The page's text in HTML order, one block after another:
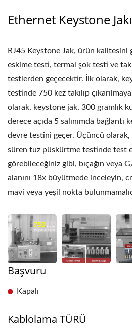
Ethernet Keystone
RJ45 Keystone Jak, ürün kalitesini
eskime testi, termal şok testi ve
testlerden geçecektir. İlk olarak,
testinde 750 kez takılıp
olarak, keystone jak, 300 gramlık
derece açıda 5 salınımda bağlantı
devre testini geçer. Üçüncü
süren tuz püskürtme testinde test
görebileceğiniz gibi, bıçağın veya
alanını 18x büyütmede inceleyin,
mavi veya yeşil nokta
Başvuru
Kapalı
Kablolama TÜRÜ